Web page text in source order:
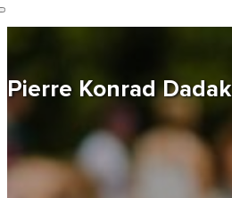
Pierre Konrad Dadak